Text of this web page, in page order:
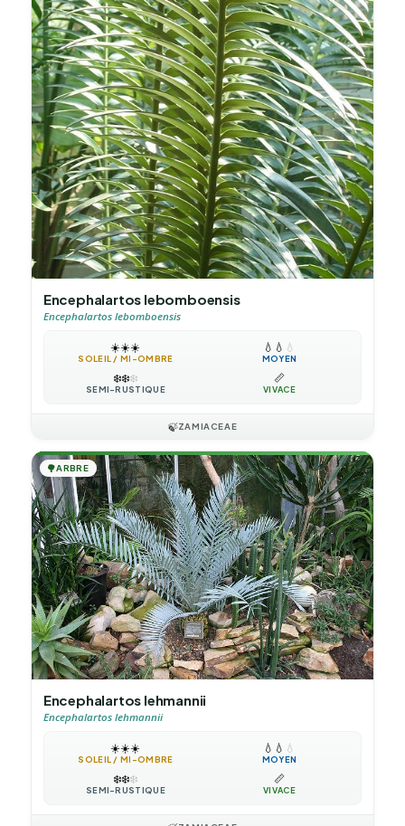
Encephalartos lebomboensis
Encephalartos lebomboensis
☀️☀️☀️
SOLEIL / MI-OMBRE
💧 💧 💧
MOYEN
❄️❄️❄️
SEMI-RUSTIQUE
📏
VIVACE
🍃ZAMIACEAE
🌳ARBRE
Encephalartos lehmannii
Encephalartos lehmannii
☀️☀️☀️
SOLEIL / MI-OMBRE
💧 💧 💧
MOYEN
❄️❄️❄️
SEMI-RUSTIQUE
📏
VIVACE